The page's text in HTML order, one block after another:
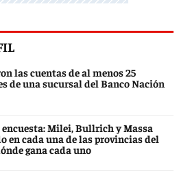
las cuentas de al menos 25
de una sucursal del Banco Nación
encuesta: Milei, Bullrich y Massa
en cada una de las provincias del
gana cada uno